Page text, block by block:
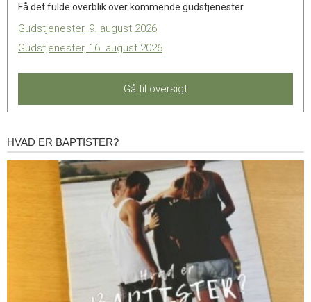
Få det fulde overblik over kommende gudstjenester.
Gudstjenester, 9. august 2026
Gudstjenester, 16. august 2026
Gå til oversigt
Hvad
er
HVAD ER BAPTISTER?